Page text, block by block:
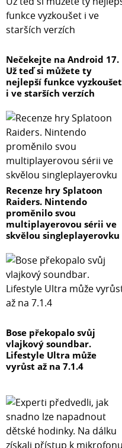
Nečekejte na Android 17.
Už teď si můžete ty
nejlepší funkce vyzkoušet
i ve starších verzích
Recenze hry Splatoon
Raiders. Nintendo
proměnilo svou
multiplayerovou sérii ve
skvělou singleplayerovku
Bose překopalo svůj
vlajkový soundbar.
Lifestyle Ultra může
vyrůst až na 7.1.4